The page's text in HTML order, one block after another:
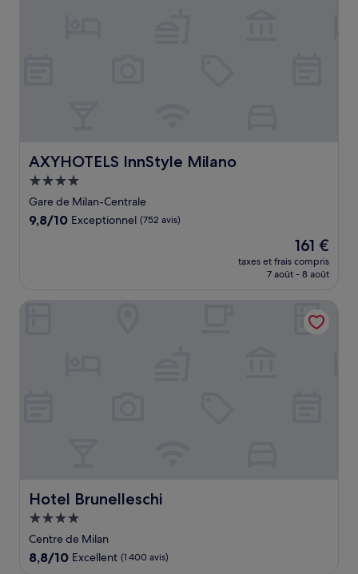
AXYHOTELS InnStyle Milano
AXYHOTELS InnStyle Milano
Hébergement
4.0 étoiles
Gare de Milan-Centrale
9.8
9,8/10 Exceptionnel (752 avis)
Le
nouveau
prix
de
161 €
161 €
taxes et frais compris
7 août - 8 août
Hotel Brunelleschi
Hotel Brunelleschi
Hébergement
4.0 étoiles
Centre de Milan
8.8
8,8/10 Excellent (1 400 avis)